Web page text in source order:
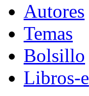
Autores
Temas
Bolsillo
Libros-e